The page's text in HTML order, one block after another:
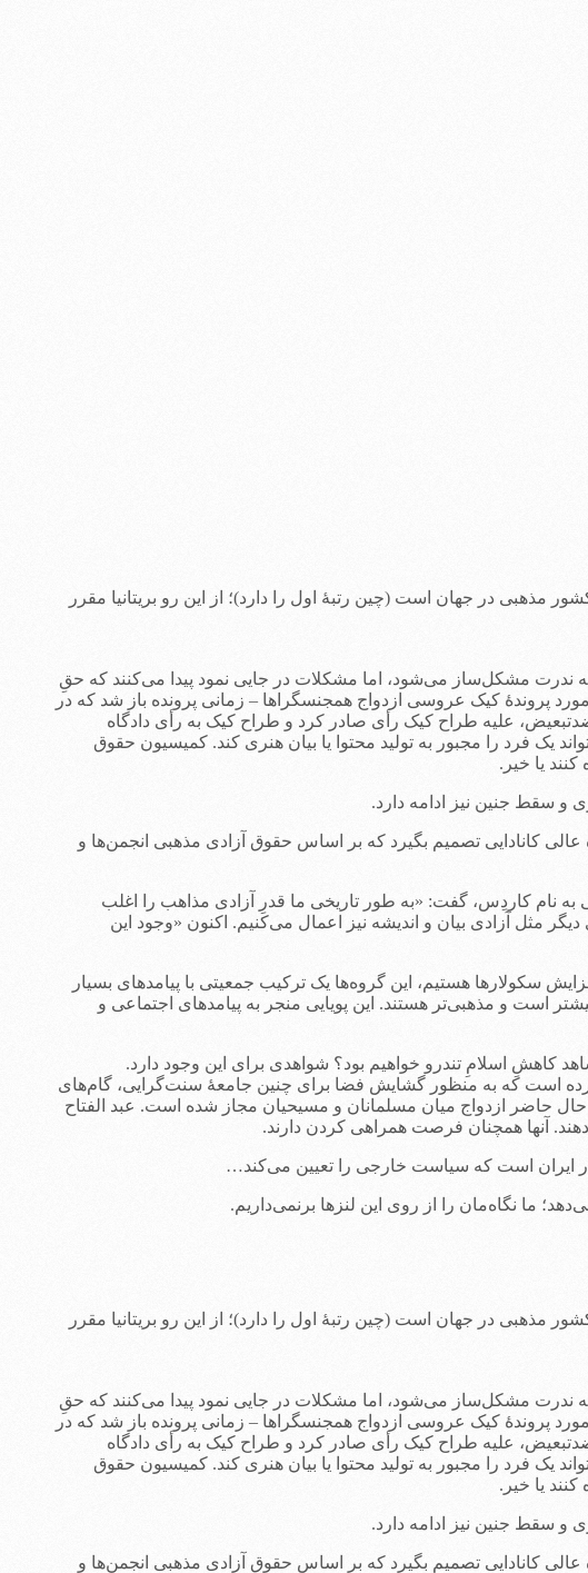
مذهبی‌ در جهان است (چین رتبۀ اول را دارد)؛ از این رو بریتانیا مقرر
ندرت مشکل‌ساز می‌شود، اما مشکلات در جایی نمود پیدا می‌کنند که حقِ
پروندۀ کیک عروسی ازدواج همجنسگراها – زمانی پرونده باز شد که در
علیه طراح کیک رأی صادر کرد و طراح کیک به رأی دادگاه
فرد را مجبور به تولید محتوا یا بیان هنری کند. کمیسیون حقوق
یا خیر.
موارد این بود که دادگاه عالی کانادایی تصمیم بگیرد که بر اساس حقوق آزادی مذهبی انجمن‌ها و
نام کاردِس، گفت: «به طور تاریخی ما قدرِ آزادی مذاهب را اغلب
مثل آزادی بیان و اندیشه نیز اعمال می‌کنیم. اکنون «وجود این
سکولارها هستیم، این گروه‌ها یک ترکیب جمعیتی با پیامدهای بسیار
هستند، میزان زادوولدشان بیشتر است و مذهبی‌تر هستند. این پویایی منجر به پیامدهای اجتماعی و
اسلامِ تندرو خواهیم بود؟ شواهدی برای این وجود دارد.
است که به منظور گشایش فضا برای چنین جامعۀ سنت‌گرایی، گام‌های
حاضر ازدواج‌ میان مسلمانان و مسیحیان مجاز شده است. عبد الفتاح
آنها همچنان فرصت همراهی کردن دارند.
ایران است که سیاست خارجی را تعیین می‌کند…
مذهبی‌ در جهان است (چین رتبۀ اول را دارد)؛ از این رو بریتانیا مقرر
ندرت مشکل‌ساز می‌شود، اما مشکلات در جایی نمود پیدا می‌کنند که حقِ
پروندۀ کیک عروسی ازدواج همجنسگراها – زمانی پرونده باز شد که در
علیه طراح کیک رأی صادر کرد و طراح کیک به رأی دادگاه
فرد را مجبور به تولید محتوا یا بیان هنری کند. کمیسیون حقوق
یا خیر.
موارد این بود که دادگاه عالی کانادایی تصمیم بگیرد که بر اساس حقوق آزادی مذهبی انجمن‌ها و